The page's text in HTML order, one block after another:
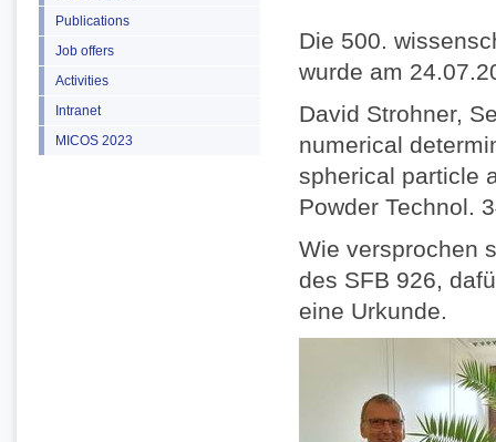
Publications
Job offers
Activities
Intranet
MICOS 2023
Die 500.
wurde am
David Strohner,
numerical
spherical particle
Powder Technol.
Wie versprochen
des SFB 926,
eine Urkunde.